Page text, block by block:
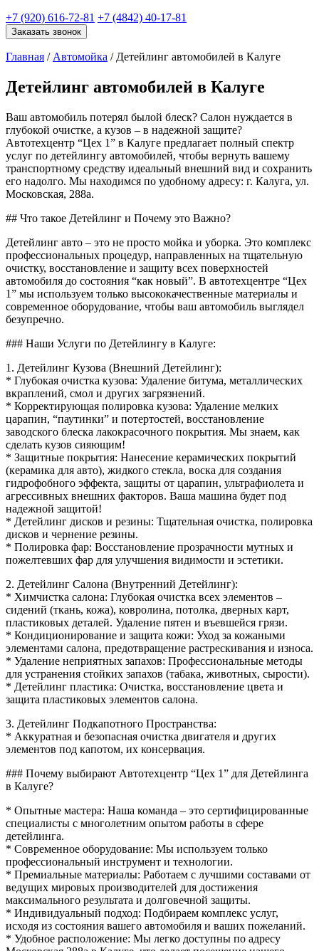
+7 (920) 616-72-81 +7 (4842) 40-17-81
Заказать звонок
Главная / Автомойка / Детейлинг автомобилей в Калуге
Детейлинг автомобилей в Калуге
Ваш автомобиль потерял былой блеск? Салон нуждается в
глубокой очистке, а кузов – в надежной защите?
Автотехцентр “Цех 1” в Калуге предлагает полный спектр
услуг по детейлингу автомобилей, чтобы вернуть вашему
транспортному средству идеальный внешний вид и сохранить
его надолго. Мы находимся по удобному адресу: г. Калуга, ул.
Московская, 288а.
## Что такое Детейлинг и Почему это Важно?
Детейлинг авто – это не просто мойка и уборка. Это комплекс
профессиональных процедур, направленных на тщательную
очистку, восстановление и защиту всех поверхностей
автомобиля до состояния “как новый”. В автотехцентре “Цех
1” мы используем только высококачественные материалы и
современное оборудование, чтобы ваш автомобиль выглядел
безупречно.
### Наши Услуги по Детейлингу в Калуге:
1. Детейлинг Кузова (Внешний Детейлинг):
* Глубокая очистка кузова: Удаление битума, металлических
вкраплений, смол и других загрязнений.
* Корректирующая полировка кузова: Удаление мелких
царапин, “паутинки” и потертостей, восстановление
заводского блеска лакокрасочного покрытия. Мы знаем, как
сделать кузов сияющим!
* Защитные покрытия: Нанесение керамических покрытий
(керамика для авто), жидкого стекла, воска для создания
гидрофобного эффекта, защиты от царапин, ультрафиолета и
агрессивных внешних факторов. Ваша машина будет под
надежной защитой!
* Детейлинг дисков и резины: Тщательная очистка, полировка
дисков и чернение резины.
* Полировка фар: Восстановление прозрачности мутных и
пожелтевших фар для улучшения видимости и эстетики.
2. Детейлинг Салона (Внутренний Детейлинг):
* Химчистка салона: Глубокая очистка всех элементов –
сидений (ткань, кожа), ковролина, потолка, дверных карт,
пластиковых деталей. Удаление пятен и въевшейся грязи.
* Кондиционирование и защита кожи: Уход за кожаными
элементами салона, предотвращение растрескивания и износа.
* Удаление неприятных запахов: Профессиональные методы
для устранения стойких запахов (табака, животных, сырости).
* Детейлинг пластика: Очистка, восстановление цвета и
защита пластиковых элементов салона.
3. Детейлинг Подкапотного Пространства:
* Аккуратная и безопасная очистка двигателя и других
элементов под капотом, их консервация.
### Почему выбирают Автотехцентр “Цех 1” для Детейлинга
в Калуге?
* Опытные мастера: Наша команда – это сертифицированные
специалисты с многолетним опытом работы в сфере
детейлинга.
* Современное оборудование: Мы используем только
профессиональный инструмент и технологии.
* Премиальные материалы: Работаем с лучшими составами от
ведущих мировых производителей для достижения
максимального результата и долговечной защиты.
* Индивидуальный подход: Подбираем комплекс услуг,
исходя из состояния вашего автомобиля и ваших пожеланий.
* Удобное расположение: Мы легко доступны по адресу